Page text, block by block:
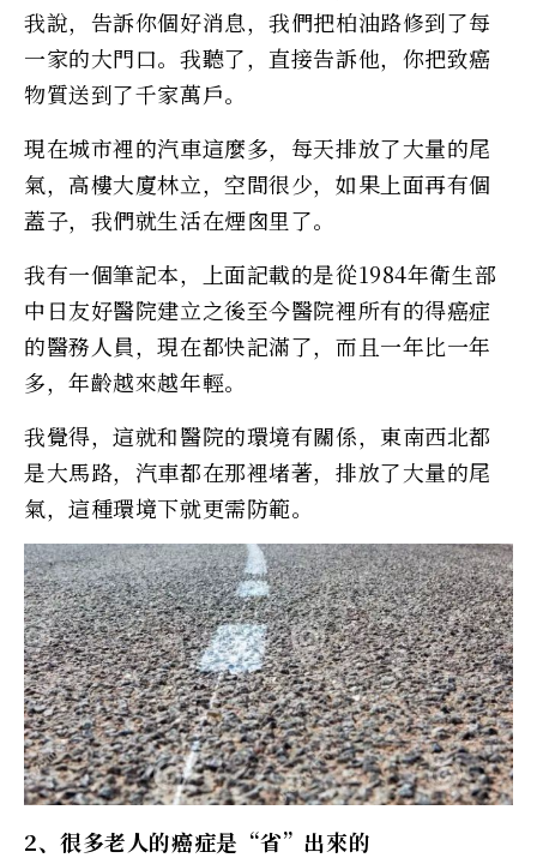
我說，告訴你個好消息，我們把柏油路修到了每
一家的大門口。我聽了，直接告訴他，你把致癌
物質送到了千家萬戶。
現在城市裡的汽車這麼多，每天排放了大量的尾
氣，高樓大廈林立，空間很少，如果上面再有個
蓋子，我們就生活在煙囪里了。
我有一個筆記本，上面記載的是從1984年衛生部
中日友好醫院建立之後至今醫院裡所有的得癌症
的醫務人員，現在都快記滿了，而且一年比一年
多，年齡越來越年輕。
我覺得，這就和醫院的環境有關係，東南西北都
是大馬路，汽車都在那裡堵著，排放了大量的尾
氣，這種環境下就更需防範。
2、很多老人的癌症是“省”出來的